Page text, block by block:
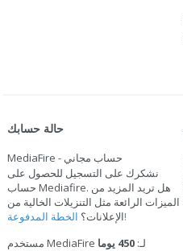
حالة حسابك
MediaFire - حساب مجاني
نشكرك على التسجيل للحصول على
حساب Mediafire. هل تريد المزيد من
الميزات الرائعة مثل التنزيلات الخالية من
الإعلانات؟الخطة المدفوعة!
مستخدم MediaFire لـ:450 يوما